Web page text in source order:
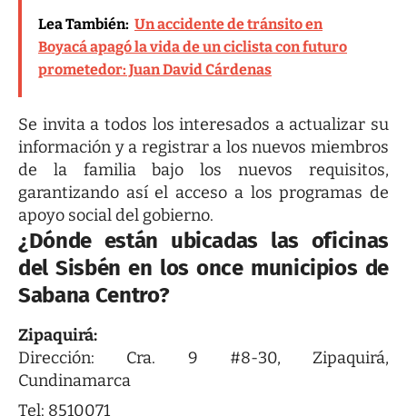
Lea También: Un accidente de tránsito en
Boyacá apagó la vida de un ciclista con futuro
prometedor: Juan David Cárdenas
Se invita a todos los interesados a actualizar su
información y a registrar a los nuevos miembros
de la familia bajo los nuevos requisitos,
garantizando así el acceso a los programas de
apoyo social del gobierno.
¿Dónde están ubicadas las oficinas
del Sisbén en los once municipios de
Sabana Centro?
Zipaquirá:
Dirección: Cra. 9 #8-30, Zipaquirá,
Cundinamarca
Tel: 8510071